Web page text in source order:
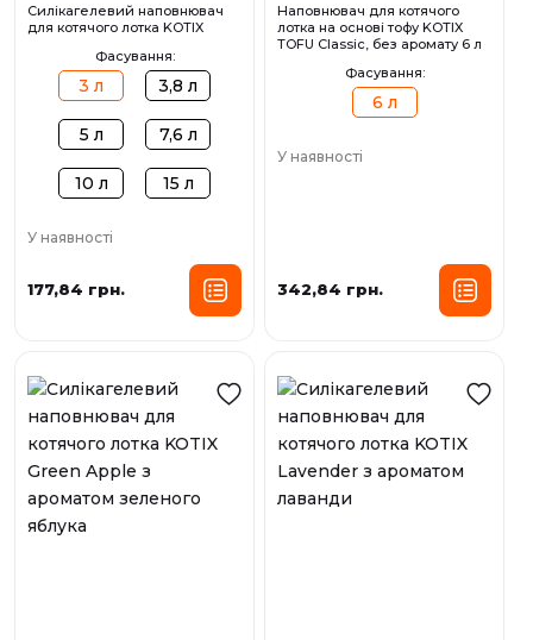
Силікагелевий наповнювач
для котячого лотка KOTIX
Фасування:
3 л 3,8 л
5 л 7,6 л
10 л 15 л
У наявності
177,84 грн.
Наповнювач для котячого
лотка на основі тофу KOTIX
TOFU Classic, без аромату 6 л
Фасування:
6 л
У наявності
342,84 грн.